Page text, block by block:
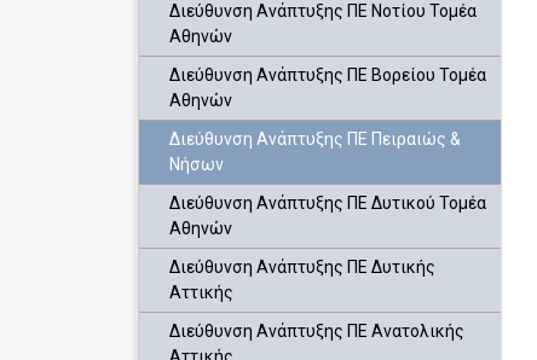
Διεύθυνση Ανάπτυξης ΠΕ Νοτίου Τομέα
Αθηνών
Διεύθυνση Ανάπτυξης ΠΕ Βορείου Τομέα
Αθηνών
Διεύθυνση Ανάπτυξης ΠΕ Πειραιώς &
Νήσων
Διεύθυνση Ανάπτυξης ΠΕ Δυτικού Τομέα
Αθηνών
Διεύθυνση Ανάπτυξης ΠΕ Δυτικής
Αττικής
Διεύθυνση Ανάπτυξης ΠΕ Ανατολικής